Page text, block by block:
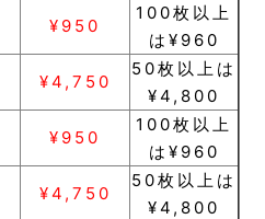
¥950
100枚以上
は¥960
¥4,750
50枚以上は
¥4,800
¥950
100枚以上
は¥960
¥4,750
50枚以上は
¥4,800